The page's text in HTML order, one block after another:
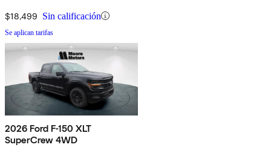
$18,499 Sin calificación
Se aplican tarifas
2026 Ford F-150 XLT
SuperCrew 4WD